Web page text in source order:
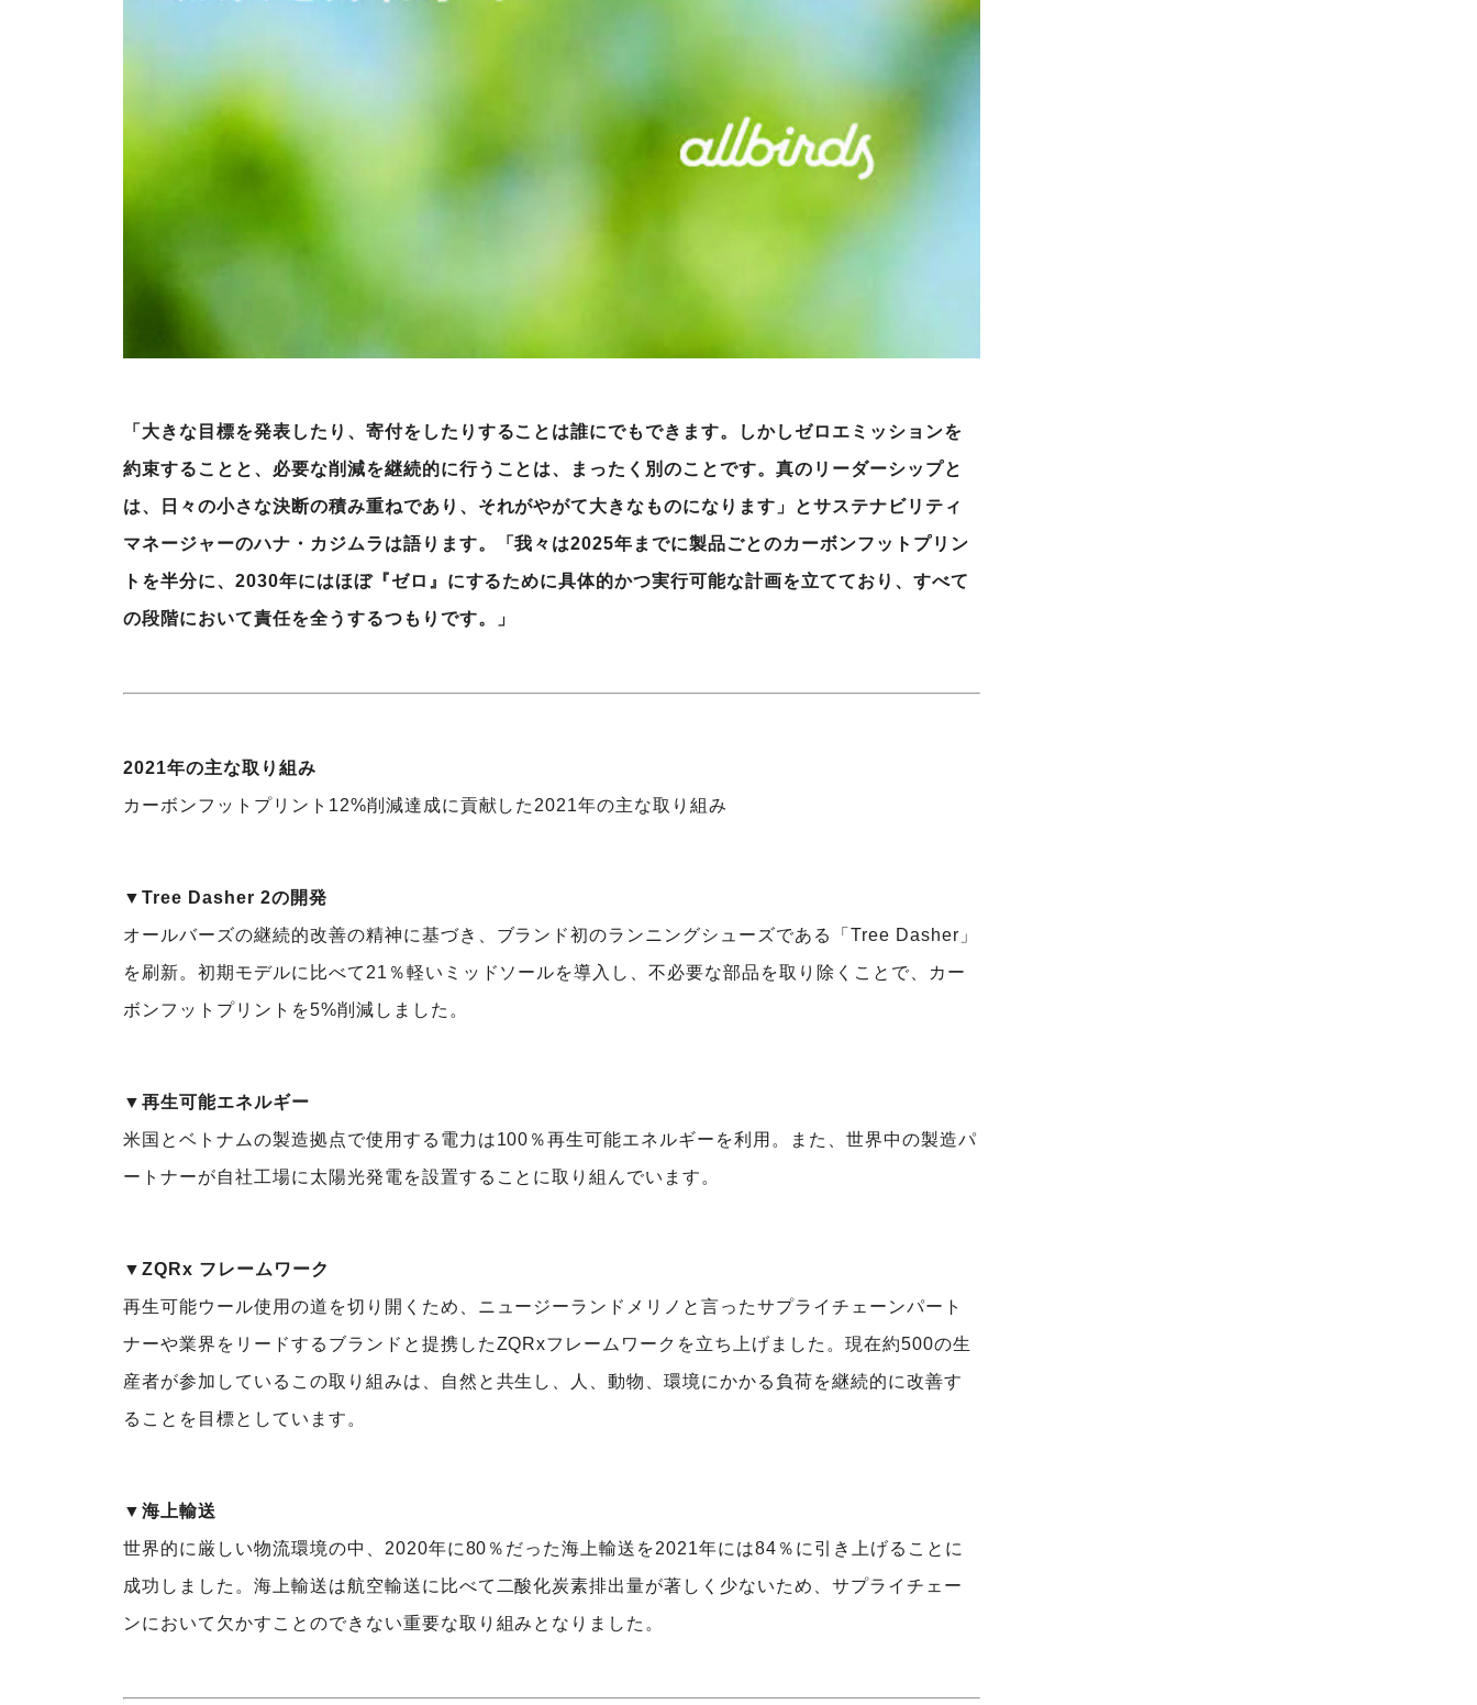
「大きな目標を発表したり、寄付をしたりすることは誰にでもできます。しかしゼロエミッションを
約束することと、必要な削減を継続的に行うことは、まったく別のことです。真のリーダーシップと
は、日々の小さな決断の積み重ねであり、それがやがて大きなものになります」とサステナビリティ
マネージャーのハナ・カジムラは語ります。「我々は2025年までに製品ごとのカーボンフットプリン
トを半分に、2030年にはほぼ『ゼロ』にするために具体的かつ実行可能な計画を立てており、すべて
の段階において責任を全うするつもりです。」
2021年の主な取り組み
カーボンフットプリント12%削減達成に貢献した2021年の主な取り組み
▼Tree Dasher 2の開発
オールバーズの継続的改善の精神に基づき、ブランド初のランニングシューズである「Tree Dasher」
を刷新。初期モデルに比べて21％軽いミッドソールを導入し、不必要な部品を取り除くことで、カー
ボンフットプリントを5%削減しました。
▼再生可能エネルギー
米国とベトナムの製造拠点で使用する電力は100％再生可能エネルギーを利用。また、世界中の製造パ
ートナーが自社工場に太陽光発電を設置することに取り組んでいます。
▼ZQRx フレームワーク
再生可能ウール使用の道を切り開くため、ニュージーランドメリノと言ったサプライチェーンパート
ナーや業界をリードするブランドと提携したZQRxフレームワークを立ち上げました。現在約500の生
産者が参加しているこの取り組みは、自然と共生し、人、動物、環境にかかる負荷を継続的に改善す
ることを目標としています。
▼海上輸送
世界的に厳しい物流環境の中、2020年に80％だった海上輸送を2021年には84％に引き上げることに
成功しました。海上輸送は航空輸送に比べて二酸化炭素排出量が著しく少ないため、サプライチェー
ンにおいて欠かすことのできない重要な取り組みとなりました。